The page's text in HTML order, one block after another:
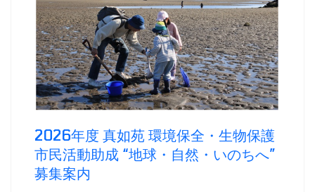
2026年度 真如苑 環境保全・生物保護
市民活動助成 “地球・自然・いのちへ”
募集案内